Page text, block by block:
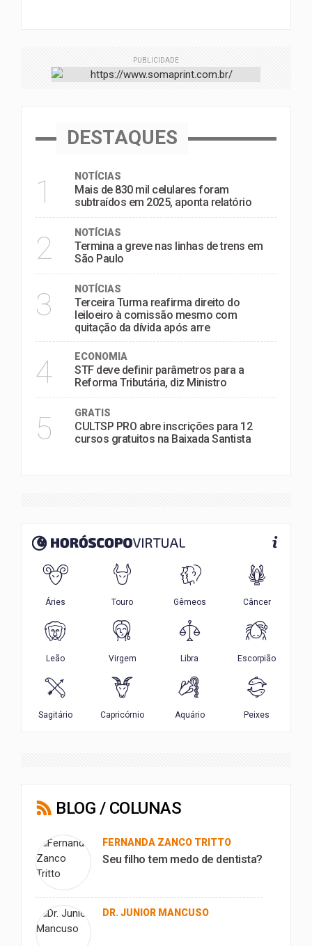
PUBLICIDADE
DESTAQUES
1 NOTÍCIAS
Mais de 830 mil celulares foram
subtraídos em 2025, aponta relatório
2 NOTÍCIAS
Termina a greve nas linhas de trens em
São Paulo
3 NOTÍCIAS
Terceira Turma reafirma direito do
leiloeiro à comissão mesmo com
quitação da dívida após arre
4 ECONOMIA
STF deve definir parâmetros para a
Reforma Tributária, diz Ministro
5 GRATIS
CULTSP PRO abre inscrições para 12
cursos gratuitos na Baixada Santista
BLOG / COLUNAS
FERNANDA ZANCO TRITTO
Seu filho tem medo de dentista?
DR. JUNIOR MANCUSO